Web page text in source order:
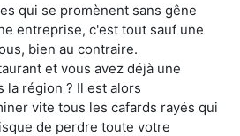
qui se promènent sans gêne
entreprise, c'est tout sauf une
bien au contraire.
et vous avez déjà une
région ? Il est alors
vite tous les cafards rayés qui
de perdre toute votre